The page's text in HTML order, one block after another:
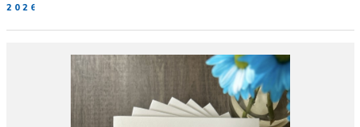
2026-06-19